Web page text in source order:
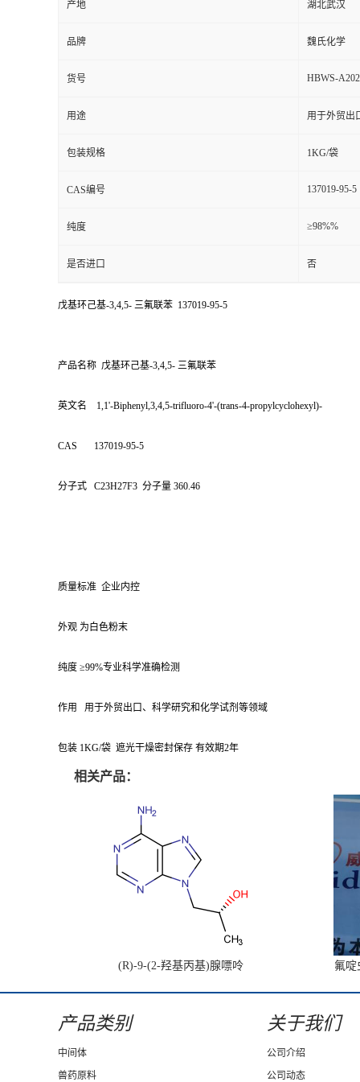
产地 湖北武汉
品牌 魏氏化学
货号 HBWS-
用途 用于外贸出
包装规格 1KG/袋
CAS编号 137019-95-5
纯度 ≥98%%
是否进口 否
戊基环己基-3,4,5- 三氟联苯 137019-95-5
产品名称 戊基环己基-3,4,5- 三氟联苯
英文名 1,1'-Biphenyl,3,4,5-trifluoro-4'-(trans-4-propylcyclohexyl)-
CAS 137019-95-5
分子式 C23H27F3 分子量 360.46
质量标准 企业内控
外观 为白色粉末
纯度 ≥99%专业科学准确检测
作用 用于外贸出口、科学研究和化学试剂等领域
包装 1KG/袋 遮光干燥密封保存 有效期2年
相关产品：
(R)-9-(2-羟基丙基)腺嘌呤 氟啶
产品类别
中间体
兽药原料
关于我们
公司介绍
公司动态